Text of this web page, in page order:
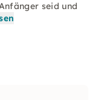
seid und